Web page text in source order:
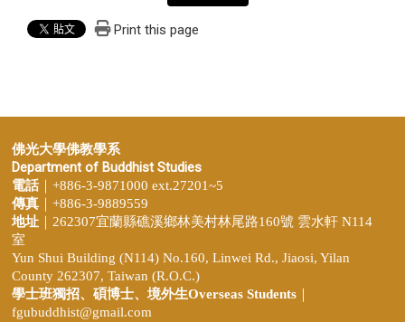
Print this page
佛光大學佛教學系
Department of Buddhist Studies
電話｜+886-3-9871000 ext.27201~5
傳真 ｜+886-3-9889559
地址 ｜262307宜蘭縣礁溪鄉林美村林尾路160號 雲水軒 N114
室
Yun Shui Building (N114) No.160, Linwei Rd., Jiaosi, Yilan
County 262307, Taiwan (R.O.C.)
學士班獨招、 碩博士、境外生Overseas Students
fgubuddhist@gmail.com